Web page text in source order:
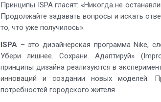
Принципы ISPA гласят: «Никогда не
Продолжайте задавать вопросы и искать
то, что уже получилось».
ISPA – это дизайнерская программа Nike,
Убери лишнее. Сохрани. Адаптируй»
принципы дизайна реализуются в
инноваций и создании новых моделей.
потребностей городского жителя.